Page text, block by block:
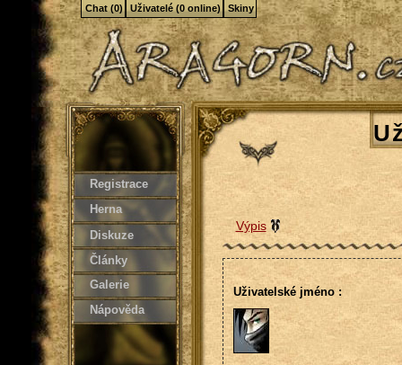
Registrace
Herna
Diskuze
Články
Galerie
Nápověda
Výpis
Uživatelské jméno :
Chat (0) Uživatelé (0 online) Skiny